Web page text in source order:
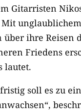
Gitarristen
ihre Reisen
Friedens
lautet.
soll es zu